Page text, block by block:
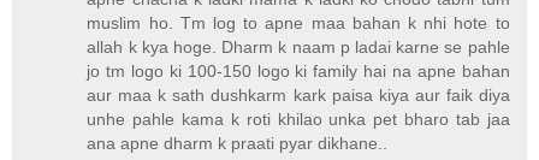
muslim ho. Tm log to apne maa bahan k nhi hote to
allah k kya hoge. Dharm k naam p ladai karne se pahle
jo tm logo ki 100-150 logo ki family hai na apne bahan
aur maa k sath dushkarm kark paisa kiya aur faik diya
unhe pahle kama k roti khilao unka pet bharo tab jaa
ana apne dharm k praati pyar dikhane..